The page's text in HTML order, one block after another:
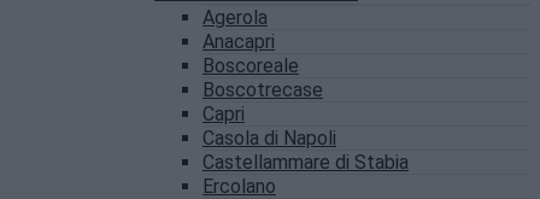
Agerola
Anacapri
Boscoreale
Boscotrecase
Capri
Casola di Napoli
Castellammare di Stabia
Ercolano